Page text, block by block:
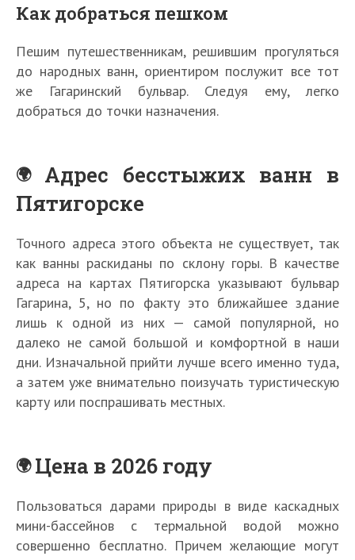
Как добраться пешком
Пешим путешественникам, решившим прогуляться
до народных ванн, ориентиром послужит все тот
же Гагаринский бульвар. Следуя ему, легко
добраться до точки назначения.
Адрес бесстыжих ванн в
Пятигорске
Точного адреса этого объекта не существует, так
как ванны раскиданы по склону горы. В качестве
адреса на картах Пятигорска указывают бульвар
Гагарина, 5, но по факту это ближайшее здание
лишь к одной из них — самой популярной, но
далеко не самой большой и комфортной в наши
дни. Изначальной прийти лучше всего именно туда,
а затем уже внимательно поизучать туристическую
карту или поспрашивать местных.
Цена в 2026 году
Пользоваться дарами природы в виде каскадных
мини-бассейнов с термальной водой можно
совершенно бесплатно. Причем желающие могут